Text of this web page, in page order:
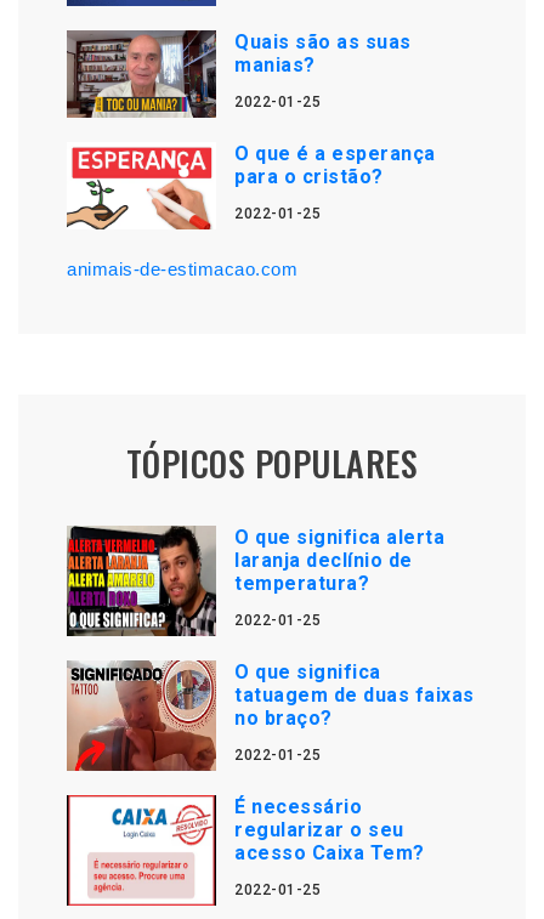
Quais são as suas
manias?
2022-01-25
O que é a esperança
para o cristão?
2022-01-25
animais-de-estimacao.com
TÓPICOS POPULARES
O que significa alerta
laranja declínio de
temperatura?
2022-01-25
O que significa
tatuagem de duas faixas
no braço?
2022-01-25
É necessário
regularizar o seu
acesso Caixa Tem?
2022-01-25